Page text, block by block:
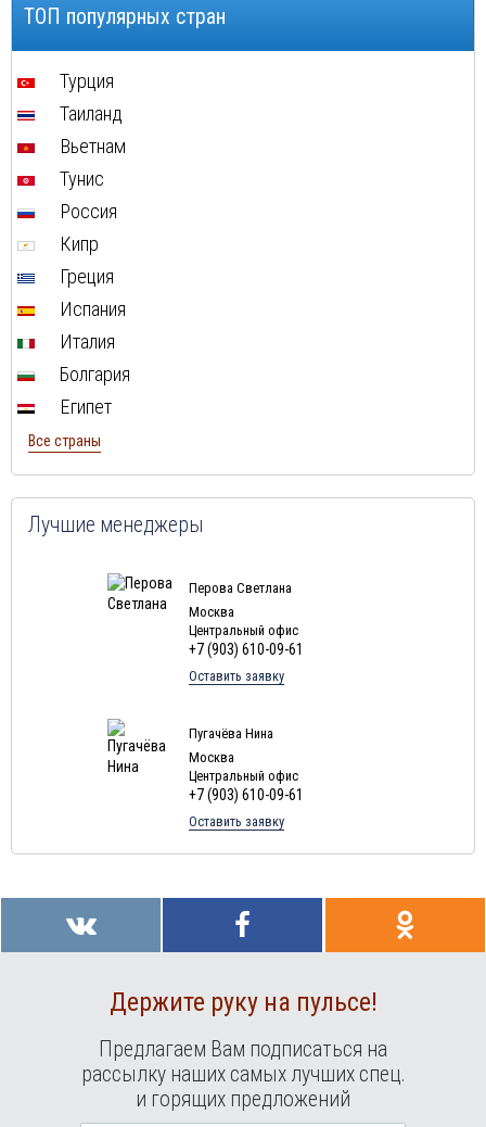
ТОП популярных стран
Турция
Таиланд
Вьетнам
Тунис
Россия
Кипр
Греция
Испания
Италия
Болгария
Египет
Все страны
Лучшие менеджеры
Перова Светлана
Москва
Центральный офис
+7 (903) 610-09-61
Оставить заявку
Пугачёва Нина
Москва
Центральный офис
+7 (903) 610-09-61
Оставить заявку
Держите руку на пульсе!
Предлагаем Вам подписаться на
рассылку наших самых лучших спец.
и горящих предложений